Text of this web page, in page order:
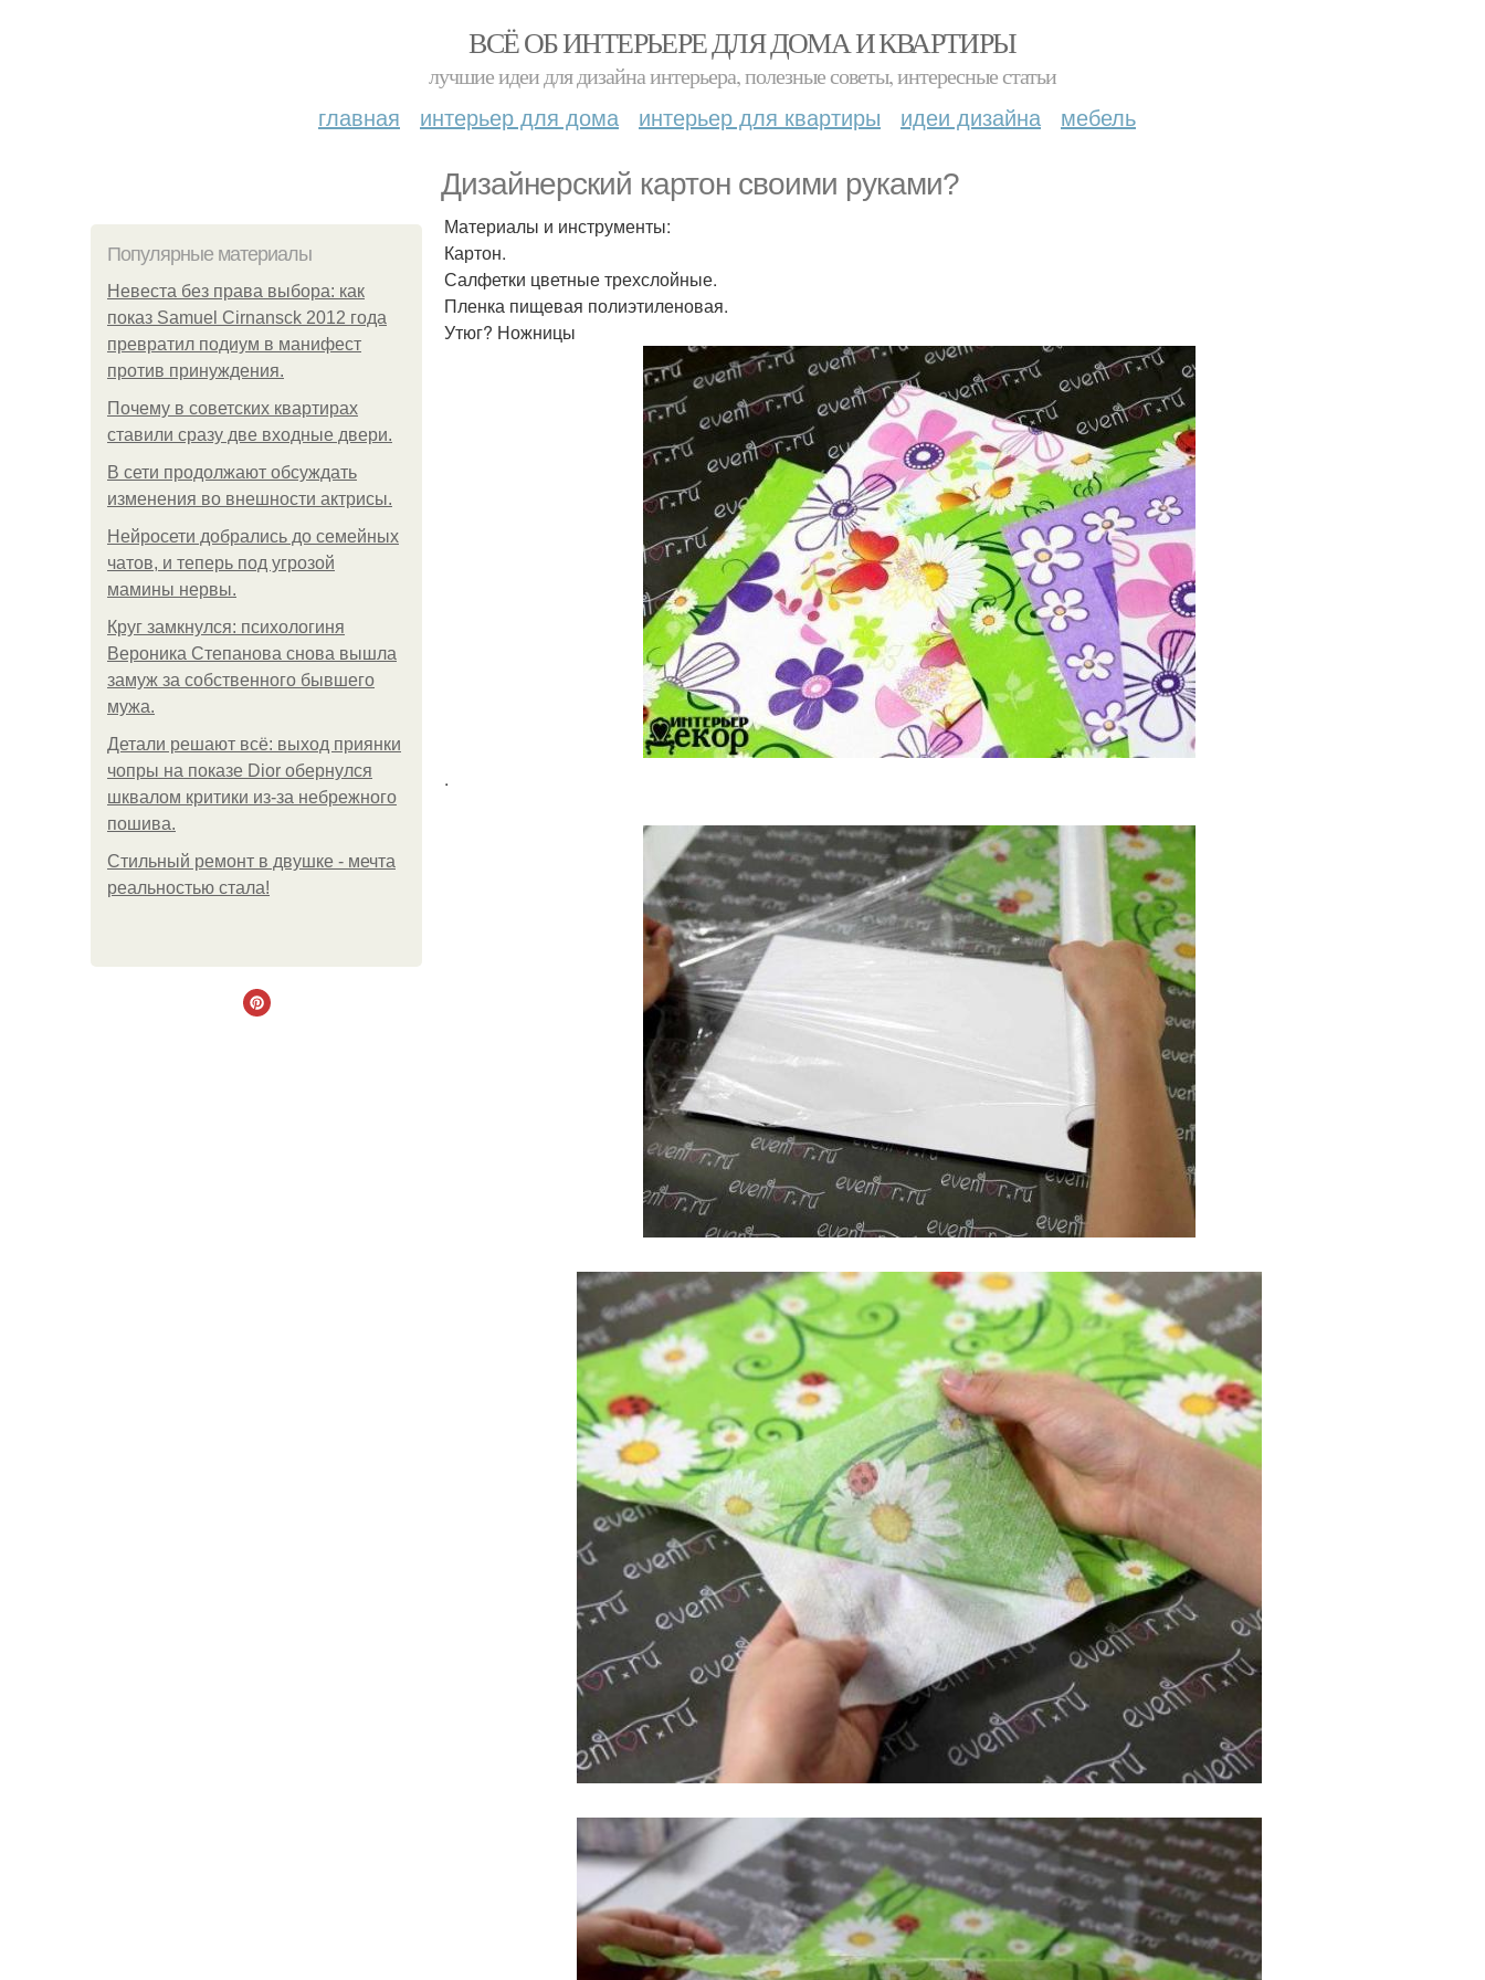
ВСЁ ОБ ИНТЕРЬЕРЕ ДЛЯ ДОМА И КВАРТИРЫ
лучшие идеи для дизайна интерьера, полезные советы, интересные статьи
главная интерьер для дома интерьер для квартиры идеи дизайна мебель
Дизайнерский картон своими руками?
Популярные материалы
Невеста без права выбора: как
показ Samuel Cirnansck 2012 года
превратил подиум в манифест
против принуждения.
Почему в советских квартирах
ставили сразу две входные двери.
В сети продолжают обсуждать
изменения во внешности актрисы.
Нейросети добрались до семейных
чатов, и теперь под угрозой
мамины нервы.
Круг замкнулся: психологиня
Вероника Степанова снова вышла
замуж за собственного бывшего
мужа.
Детали решают всё: выход приянки
чопры на показе Dior обернулся
шквалом критики из-за небрежного
пошива.
Стильный ремонт в двушке - мечта
реальностью стала!
Материалы и инструменты:
Картон.
Салфетки цветные трехслойные.
Пленка пищевая полиэтиленовая.
Утюг? Ножницы
.